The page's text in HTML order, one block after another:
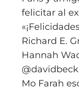
felicitar al
Richard E.
Hannah
Mo Farah